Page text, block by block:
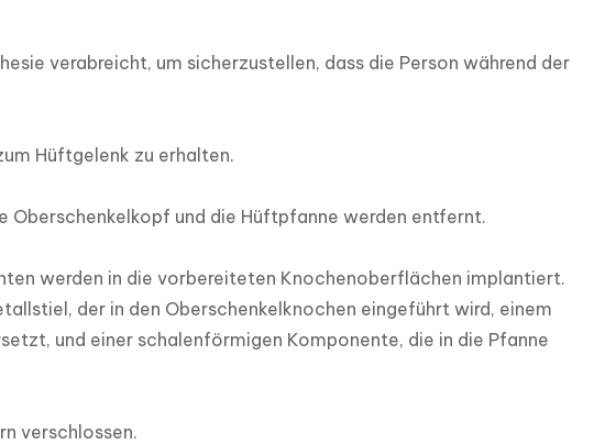
verabreicht, um sicherzustellen, dass die Person während der
Hüftgelenk zu erhalten.
und die Hüftpfanne werden entfernt.
werden in die vorbereiteten Knochenoberflächen implantiert.
der in den Oberschenkelknochen eingeführt wird, einem
und einer schalenförmigen Komponente, die in die Pfanne
verschlossen.